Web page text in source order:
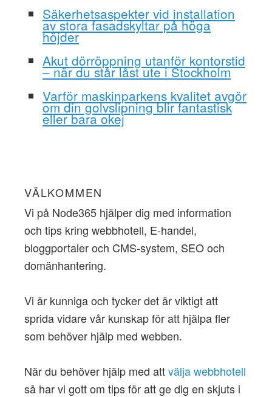
Säkerhetsaspekter vid installation
av stora fasadskyltar på höga
höjder
Akut dörröppning utanför kontorstid
– när du står låst ute i Stockholm
Varför maskinparkens kvalitet avgör
om din golvslipning blir fantastisk
eller bara okej
VÄLKOMMEN
Vi på Node365 hjälper dig med information
och tips kring webbhotell, E-handel,
bloggportaler och CMS-system, SEO och
domänhantering.
Vi är kunniga och tycker det är viktigt att
sprida vidare vår kunskap för att hjälpa fler
som behöver hjälp med webben.
När du behöver hjälp med attvälja webbhotell
så har vi gott om tips för att ge dig en skjuts i